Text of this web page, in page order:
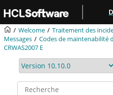
Aller au contenu principal
Welcome
Traitement des
Messages
Codes de maintenabilité
CRWAS2007 E